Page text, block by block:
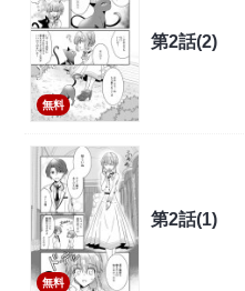
無料
第2話(2)
無料
第2話(1)